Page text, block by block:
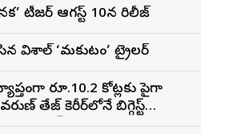
టీజర్ ఆగస్ట్ 10న రిలీజ్
విశాల్ ‘మకుటం’ ట్రైలర్
రూ.10.2 కోట్లకు పైగా
తేజ్ కెరీర్‌లోనే బిగ్గెస్ట్